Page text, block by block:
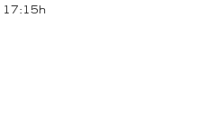
17:15h